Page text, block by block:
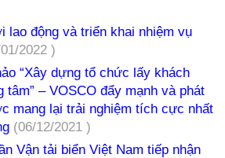
lao động và triển khai nhiệm vụ
2022 )
“Xây dựng tổ chức lấy khách
tâm” – VOSCO đẩy mạnh và phát
mang lại trải nghiệm tích cực nhất
(06/12/2021 )
Vận tải biển Việt Nam tiếp nhận